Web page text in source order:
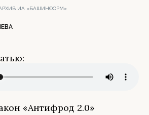
ИА «БАШИНФОРМ»
«Антифрод 2.0»